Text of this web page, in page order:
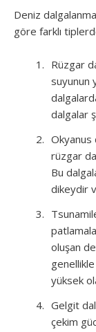
Deniz
göre farklı
Rüzgar
suyunun
dalgalar
Okyanus
rüzgar
Bu
dikeydir
oluşan
yüksek
Gelgit
çekim